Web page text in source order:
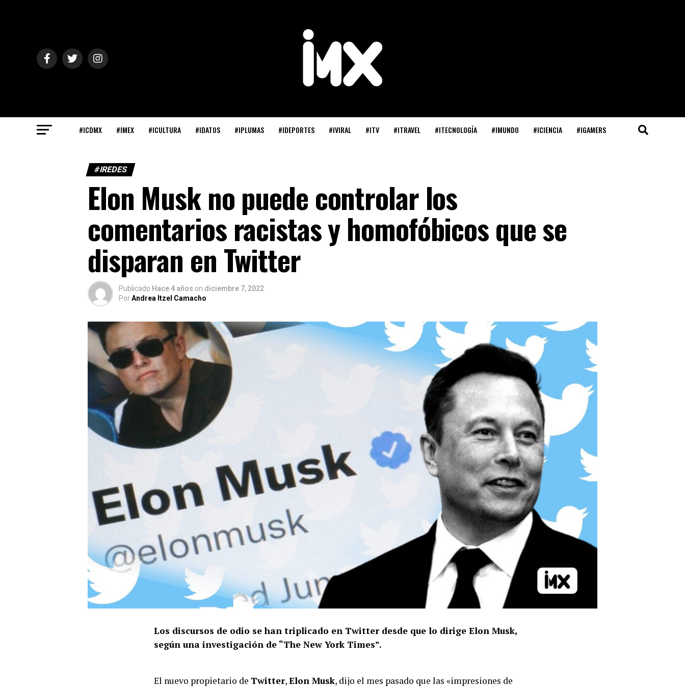
#ICDMX #IMEX #ICULTURA #IDATOS #IPLUMAS #IDEPORTES #IVIRAL #ITV #ITRAVEL #ITECNOLOGÍA #IMUNDO #ICIENCIA #IGAMERS
#IREDES
Elon Musk no puede controlar los
comentarios racistas y homofóbicos que se
disparan en Twitter
Publicado Hace 4 años on diciembre 7, 2022
PorAndrea Itzel Camacho
Los discursos de odio se han triplicado en Twitter desde que lo dirige Elon Musk,
según una investigación de “The New York Times”.
El nuevo propietario de Twitter,Elon Musk, dijo el mes pasado que las «impresiones de